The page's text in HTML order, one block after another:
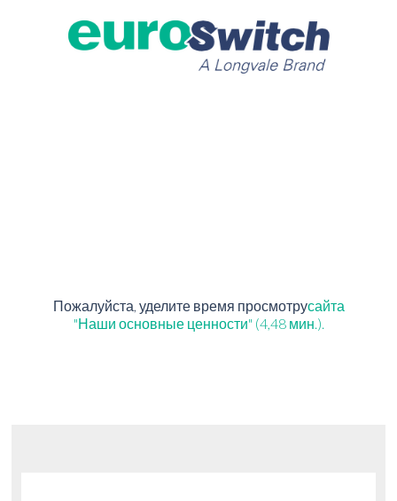
Пожалуйста, уделите время просмотрусайта
"Наши основные ценности" (4,48 мин.).